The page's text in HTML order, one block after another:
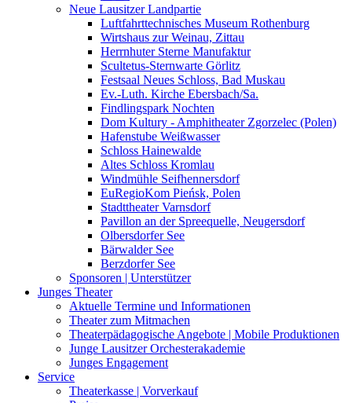
Neue Lausitzer Landpartie
Luftfahrttechnisches Museum Rothenburg
Wirtshaus zur Weinau, Zittau
Herrnhuter Sterne Manufaktur
Scultetus-Sternwarte Görlitz
Festsaal Neues Schloss, Bad Muskau
Ev.-Luth. Kirche Ebersbach/­Sa.
Findlingspark Nochten
Dom Kultury - Amphitheater Zgorzelec (Polen)
Hafenstube Weißwasser
Schloss Hainewalde
Altes Schloss Kromlau
Windmühle Seifhennersdorf
EuRegioKom Pieńsk, Polen
Stadttheater Varnsdorf
Pavillon an der Spreequelle, Neugersdorf
Olbersdorfer See
Bärwalder See
Berzdorfer See
Sponsoren | Unterstützer
Junges Theater
Aktuelle Termine und Informationen
Theater zum Mitmachen
Theaterpädagogische Angebote | Mobile Produktionen
Junge Lausitzer Orchesterakademie
Junges Engagement
Service
Theaterkasse | Vorverkauf